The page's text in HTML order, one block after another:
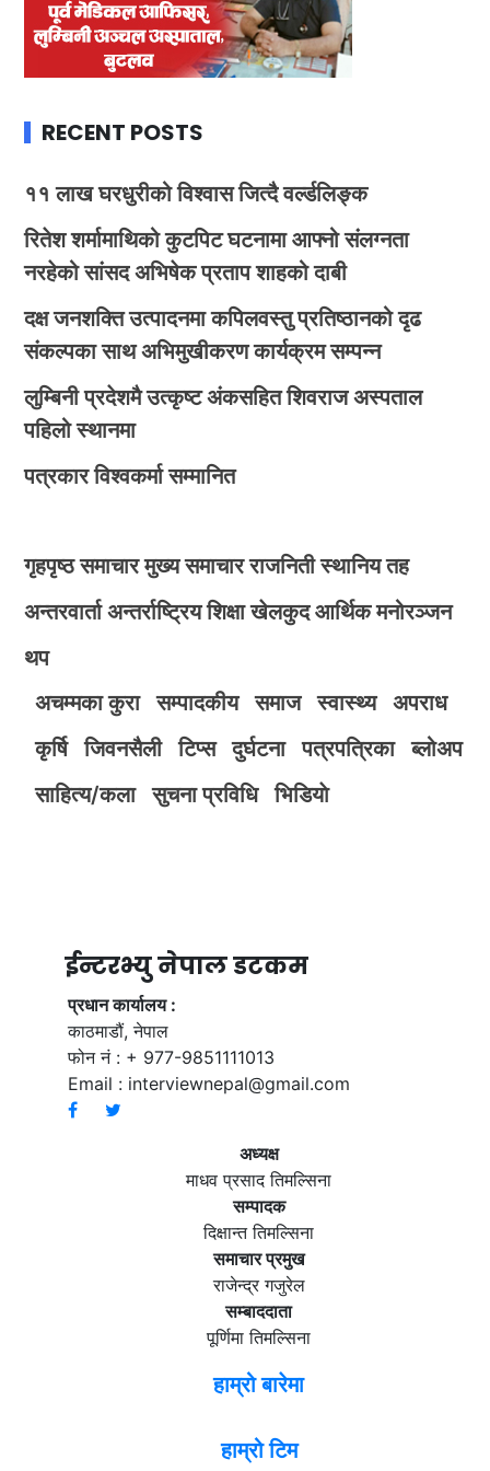
RECENT POSTS
११ लाख घरधुरीको विश्वास जित्दै वर्ल्डलिङ्क
रितेश शर्मामाथिको कुटपिट घटनामा आफ्नो संलग्नता
नरहेको सांसद अभिषेक प्रताप शाहको दाबी
दक्ष जनशक्ति उत्पादनमा कपिलवस्तु प्रतिष्ठानको दृढ
संकल्पका साथ अभिमुखीकरण कार्यक्रम सम्पन्न
लुम्बिनी प्रदेशमै उत्कृष्ट अंकसहित शिवराज अस्पताल
पहिलो स्थानमा
पत्रकार विश्वकर्मा सम्मानित
गृहपृष्ठ समाचार मुख्य समाचार राजनिती स्थानिय तह
अन्तरवार्ता अन्तर्राष्ट्रिय शिक्षा खेलकुद आर्थिक मनोरञ्जन
थप
अचम्मका कुरा
सम्पादकीय समाज स्वास्थ्य
अपराध
कृर्षि
जिवनसैली टिप्स दुर्घटना पत्रपत्रिका
ब्लोअप
साहित्य/कला
सुचना प्रविधि भिडियाे
ईन्टरभ्यु नेपाल डटकम
प्रधान कार्यालय :
काठमाडौं, नेपाल
फोन नं : + 977-9851111013
Email : interviewnepal@gmail.com
अध्यक्ष
माधव प्रसाद तिमल्सिना
सम्पादक
दिक्षान्त तिमल्सिना
समाचार प्रमुख
राजेन्द्र गजुरेल
सम्बाददाता
पूर्णिमा तिमल्सिना
हाम्रो बारेमा
हाम्रो टिम